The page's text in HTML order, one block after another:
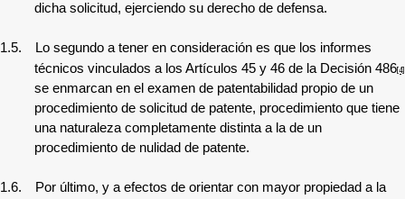
dicha solicitud, ejerciendo su derecho de defensa.
1.5.
Lo segundo a tener en consideración es que los informes
técnicos vinculados a los Artículos 45 y 46 de la Decisión 486[4]
se enmarcan en el examen de patentabilidad propio de un
procedimiento de solicitud de patente, procedimiento que tiene
una naturaleza completamente distinta a la de un
procedimiento de nulidad de patente.
1.6. Por último, y a efectos de orientar con mayor propiedad a la